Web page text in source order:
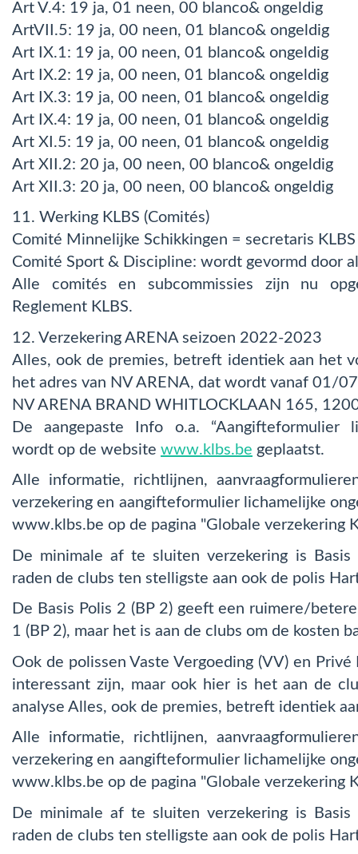
Art V.4: 19 ja, 01 neen, 00 blanco& ongeldig
ArtVII.5: 19 ja, 00 neen, 01 blanco& ongeldig
Art IX.1: 19 ja, 00 neen, 01 blanco& ongeldig
Art IX.2: 19 ja, 00 neen, 01 blanco& ongeldig
Art IX.3: 19 ja, 00 neen, 01 blanco& ongeldig
Art IX.4: 19 ja, 00 neen, 01 blanco& ongeldig
Art XI.5: 19 ja, 00 neen, 01 blanco& ongeldig
Art XII.2: 20 ja, 00 neen, 00 blanco& ongeldig
Art XII.3: 20 ja, 00 neen, 00 blanco& ongeldig
11. Werking KLBS (Comités)
Comité Minnelijke Schikkingen = secretaris KLBS
Comité Sport & Discipline: wordt gevormd door
Alle comités en subcommissies zijn nu
Reglement KLBS.
12. Verzekering ARENA seizoen 2022-2023
Alles, ook de premies, betreft identiek aan het
het adres van NV ARENA, dat wordt vanaf 01/
NV ARENA BRAND WHITLOCKLAAN 165,
De aangepaste Info o.a. “Aangifteformulier
wordt op de website www.klbs.be geplaatst.
Alle informatie, richtlijnen,
verzekering en aangifteformulier lichamelijke
www.klbs.be op de pagina "Globale verzekering
De minimale af te sluiten verzekering is
raden de clubs ten stelligste aan ook de polis
De Basis Polis 2 (BP 2) geeft een ruimere/
1 (BP 2), maar het is aan de clubs om de kosten
Ook de polissen Vaste Vergoeding (VV) en Privé
interessant zijn, maar ook hier is het aan de
analyse Alles, ook de premies, betreft identiek
Alle informatie, richtlijnen,
verzekering en aangifteformulier lichamelijke
www.klbs.be op de pagina "Globale verzekering
De minimale af te sluiten verzekering is
raden de clubs ten stelligste aan ook de polis